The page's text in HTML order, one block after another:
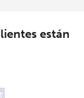
están